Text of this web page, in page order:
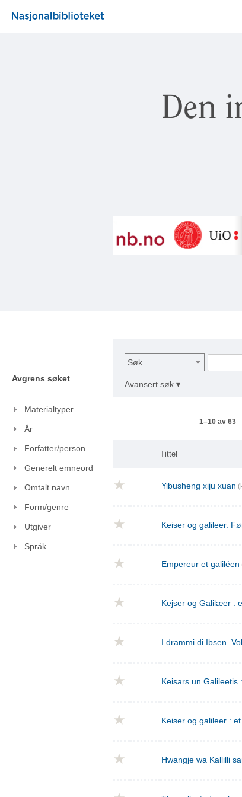
Den
Avgrens søket
Materialtyper
År
Forfatter/person
Generelt emneord
Omtalt navn
Form/genre
Utgiver
Språk
Søk
Avansert søk ▾
1–10 av 63
Tittel
Yibusheng xiju xuan
Keiser og galileer.
Empereur et galiléen
Kejser og Galilæer :
I drammi di Ibsen.
Keisars un Galileetis
Keiser og galileer :
Hwangje wa Kallilli